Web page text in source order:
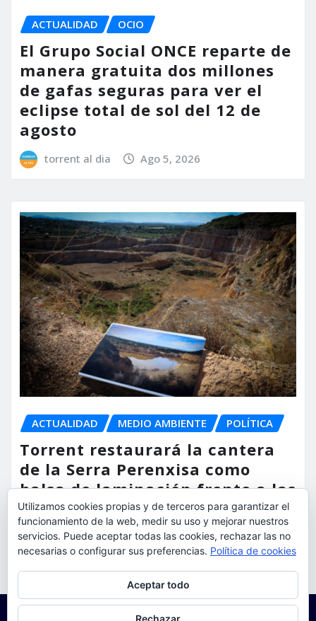
ACTUALIDAD OCIO
El Grupo Social ONCE reparte de
manera gratuita dos millones
de gafas seguras para ver el
eclipse total de sol del 12 de
agosto
torrent al dia Ago 5, 2026
ACTUALIDAD MEDIO AMBIENTE POLÍTICA
Torrent restaurará la cantera
de la Serra Perenxisa como
balsa de laminación frente a las
lluvias torrenciales
torrent al dia Ago 5, 2026
Utilizamos cookies propias y de terceros para garantizar el
funcionamiento de la web, medir su uso y mejorar nuestros
servicios. Puede aceptar todas las cookies, rechazar las no
necesarias o configurar sus preferencias. Política de cookies
Aceptar todo
Rechazar
Para obtener más información, incluido cómo gestionar las cookies,